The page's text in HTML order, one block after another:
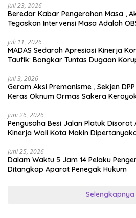
Juli 23, 2026
Beredar Kabar Pengerahan Masa ,
Tegaskan Intervensi Masa Adalah
Juli 11, 2026
MADAS Sedarah Apresiasi Kinerja
Taufik: Bongkar Tuntas Dugaan
Juli 3, 2026
Geram Aksi Premanisme , Sekjen DPP Madas Sedarah Kecam
Juni 26, 2026
Pengusaha Besi Jalan Platuk Disorot
Kinerja Wali Kota Makin
Juni 25, 2026
Dalam Waktu 5 Jam 14 Pelaku
Ditangkap Aparat Penegak Hukum
Selengkapnya